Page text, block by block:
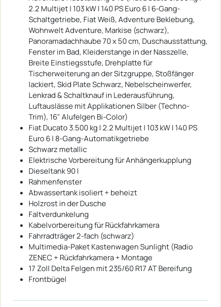
2.2 Multijet | 103 kW | 140 PS Euro 6 | 6-Gang-
Schaltgetriebe, Fiat Weiß, Adventure Beklebung,
Wohnwelt Adventure, Markise (schwarz),
Panoramadachhaube 70 x 50 cm, Duschausstattung,
Fenster im Bad, Kleiderstange in der Nasszelle,
Breite Einstiegsstufe, Drehplatte für
Tischerweiterung an der Sitzgruppe, Stoßfänger
lackiert, Skid Plate Schwarz, Nebelscheinwerfer,
Lenkrad & Schaltknauf in Lederausführung,
Luftauslässe mit Applikationen Silber (Techno-
Trim), 16" Alufelgen Bi-Color)
Fiat Ducato 3.500 kg | 2.2 Multijet | 103 kW | 140 PS
Euro 6 | 8-Gang-Automatikgetriebe
Schwarz metallic
Elektrische Vorbereitung für Anhängerkupplung
Dieseltank 90 l
Rahmenfenster
Abwassertank isoliert + beheizt
Holzrost in der Dusche
Faltverdunkelung
Kabelvorbereitung für Rückfahrkamera
Fahrradträger 2-fach (schwarz)
Multimedia-Paket Kastenwagen Sunlight (Radio
ZENEC + Rückfahrkamera + Montage
17 Zoll Delta Felgen mit 235/60 R17 AT Bereifung
Frontbügel